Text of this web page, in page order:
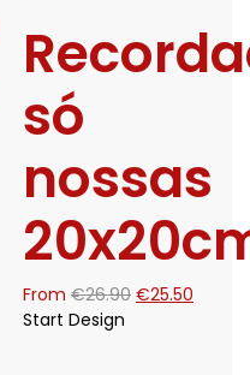
só
nossas
From €26.90 O
€25.50
Start Design